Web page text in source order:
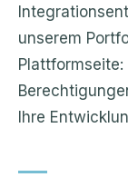
unserem
Ihre